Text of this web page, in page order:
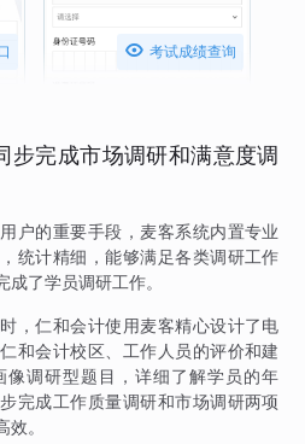
 考试成绩查询
步完成市场调研和满意度调
户的重要手段，麦客系统内置专业
统计精细，能够满足各类调研工作
了学员调研工作。
，仁和会计使用麦客精心设计了电
和会计校区、工作人员的评价和建
调研型题目，详细了解学员的年
完成工作质量调研和市场调研两项
。